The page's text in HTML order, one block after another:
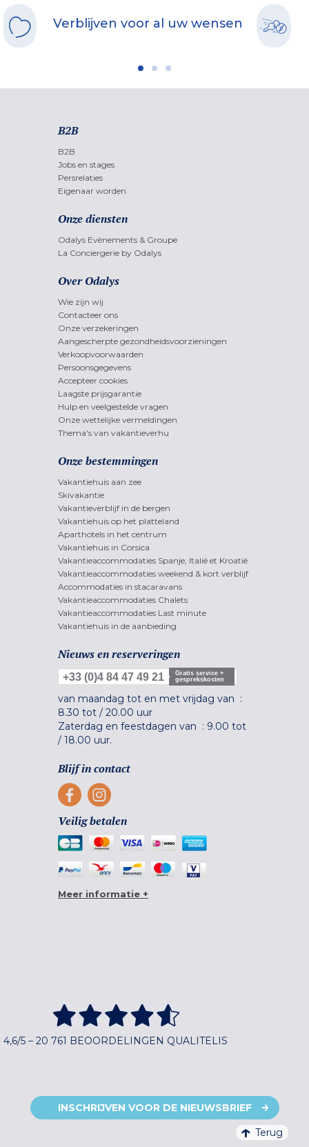
Verblijven voor al uw wensen
B2B
B2B
Jobs en stages
Persrelaties
Eigenaar worden
Onze diensten
Odalys Evènements & Groupe
La Conciergerie by Odalys
Over Odalys
Wie zijn wij
Contacteer ons
Onze verzekeringen
Aangescherpte gezondheidsvoorzieningen
Verkoopvoorwaarden
Persoonsgegevens
Accepteer cookies
Laagste prijsgarantie
Hulp en veelgestelde vragen
Onze wettelijke vermeldingen
Thema's van vakantieverhu
Onze bestemmingen
Vakantiehuis aan zee
Skivakantie
Vakantieverblijf in de bergen
Vakantiehuis op het platteland
Aparthotels in het centrum
Vakantiehuis in Corsica
Vakantieaccommodaties Spanje, Italië et Kroatië
Vakantieaccommodaties weekend & kort verblijf
Accommodaties in stacaravans
Vakantieaccommodaties Chalets
Vakantieaccommodaties Last minute
Vakantiehuis in de aanbieding
Nieuws en reserveringen
+33 (0)4 84 47 49 21
Gratis service +
gesprekskosten
van maandag tot en met vrijdag van :
8.30 tot / 20.00 uur
Zaterdag en feestdagen van : 9.00 tot
/ 18.00 uur.
Blijf in contact
Veilig betalen
Meer informatie +
4,6/5 – 20 761 BEOORDELINGEN QUALITELIS
INSCHRIJVEN VOOR DE NIEUWSBRIEF
Terug